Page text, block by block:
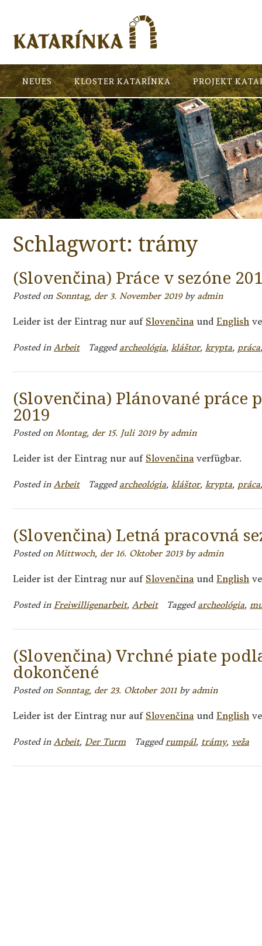
NEUES KLOSTER KATARÍNKA PROJEKT
Schlagwort: trámy
(Slovenčina) Práce v sezóne
Posted on Sonntag, der 3. November 2019by admin
Leider ist der Eintrag nur auf Slovenčina und English
Posted inArbeit Tagged archeológia, kláštor, krypta, práca
(Slovenčina) Plánované práce
2019
Posted on Montag, der 15. Juli 2019by admin
Leider ist der Eintrag nur auf Slovenčina verfügbar.
Posted inArbeit Tagged archeológia, kláštor, krypta, práca
(Slovenčina) Letná pracovná
Posted on Mittwoch, der 16. Oktober 2013by admin
Leider ist der Eintrag nur auf Slovenčina und English
Posted in Freiwilligenarbeit,Arbeit Tagged archeológia,
(Slovenčina) Vrchné piate
dokončené
Posted on Sonntag, der 23. Oktober 2011by admin
Leider ist der Eintrag nur auf Slovenčina und English
Posted inArbeit, Der Turm Taggedrumpál, trámy, veža